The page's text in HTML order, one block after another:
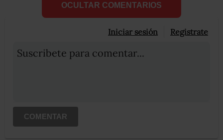
OCULTAR COMENTARIOS
Iniciar sesión Registrate
Suscribete para comentar...
COMENTAR